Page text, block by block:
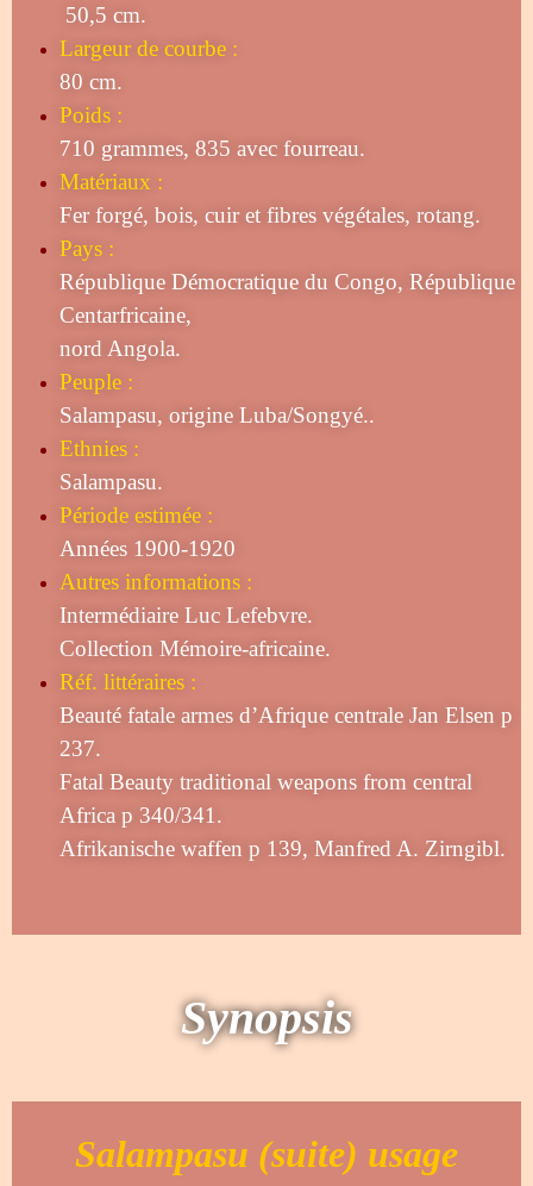
50,5 cm.
Largeur de courbe :
80 cm.
Poids :
710 grammes, 835 avec fourreau.
Matériaux :
Fer forgé, bois, cuir et fibres végétales, rotang.
Pays :
République Démocratique du Congo, République
Centarfricaine,
nord Angola.
Peuple :
Salampasu, origine Luba/Songyé..
Ethnies :
Salampasu.
Période estimée :
Années 1900-1920
Autres informations :
Intermédiaire Luc Lefebvre.
Collection Mémoire-africaine.
Réf. littéraires :
Beauté fatale armes d’Afrique centrale Jan Elsen p
237.
Fatal Beauty traditional weapons from central
Africa p 340/341.
Afrikanische waffen p 139, Manfred A. Zirngibl.
Synopsis
Salampasu (suite) usage